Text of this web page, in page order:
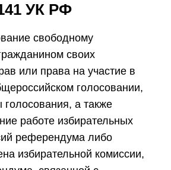
УК РФ
свободному
своих
или права на участие в
голосовании,
а также
работе избирательных
референдума либо
избирательной комиссии,